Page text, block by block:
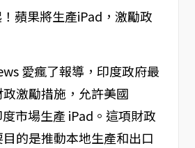
愛瘋了報導，印度政府最
激勵措施，允許美國
市場生產 iPad。這項財政
的是推動本地生產和出口